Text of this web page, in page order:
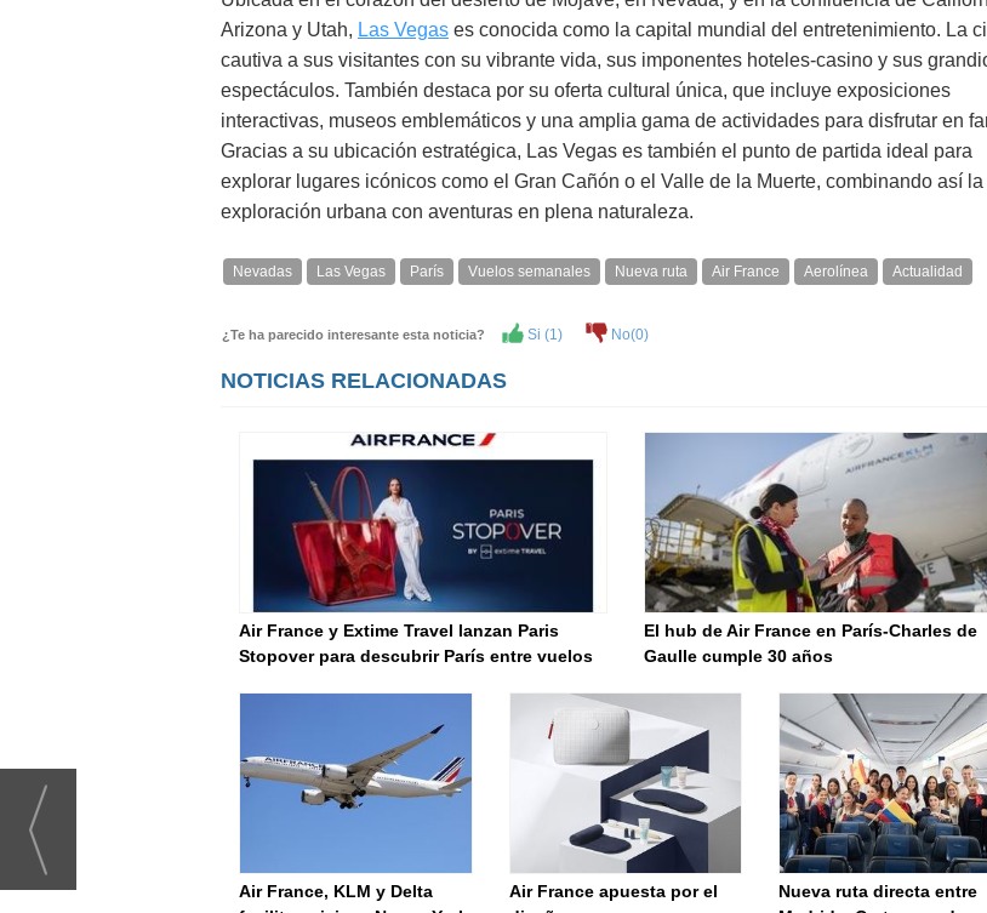
Arizona y Utah, Las Vegas es conocida como la capital mundial del entretenimiento. La
cautiva a sus visitantes con su vibrante vida, sus imponentes hoteles-casino y sus
espectáculos. También destaca por su oferta cultural única, que incluye exposiciones
interactivas, museos emblemáticos y una amplia gama de actividades para disfrutar en
Gracias a su ubicación estratégica, Las Vegas es también el punto de partida ideal para
explorar lugares icónicos como el Gran Cañón o el Valle de la Muerte, combinando así la
exploración urbana con aventuras en plena naturaleza.
Nevadas Las Vegas París Vuelos semanales Nueva ruta Air France Aerolínea Actualidad
¿Te ha parecido interesante esta noticia? Si (1) No(0)
NOTICIAS RELACIONADAS
Air France y Extime Travel lanzan Paris
Stopover para descubrir París entre vuelos
El hub de Air France en París-Charles de
Gaulle cumple 30 años
Air France, KLM y Delta
Air France apuesta por el
Nueva ruta directa entre